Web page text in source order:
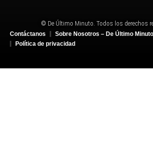
© De Último Minuto. Todos los derechos
Contáctanos
Sobre Nosotros – De Último Minuto
Política de privacidad